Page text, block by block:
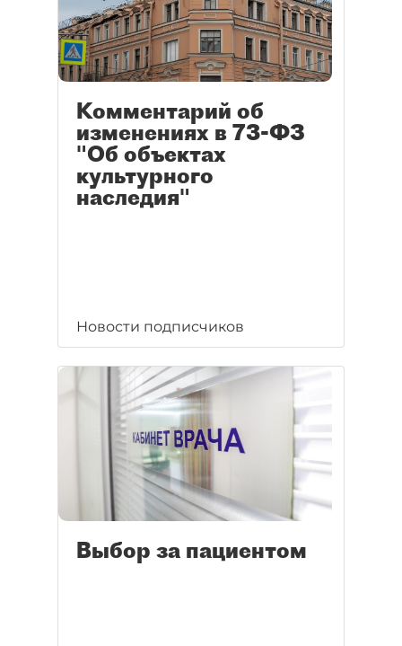
Комментарий об
изменениях в 73-ФЗ
"Об объектах
культурного
наследия"
Новости подписчиков
Выбор за пациентом